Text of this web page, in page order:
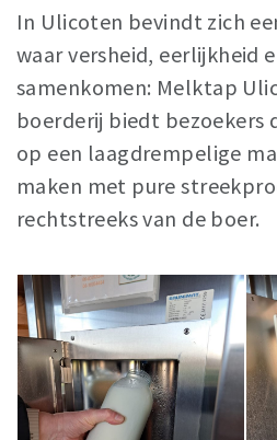
Sleap
Recreation
Shopping
Parking
Experience
Activity
Cycling
Walking
Nature
In Ulicoten bevindt zich
waar versheid, eerlijkheid
samenkomen: Melktap
boerderij biedt bezoekers
op een laagdrempelige
maken met pure
rechtstreeks van de boer.